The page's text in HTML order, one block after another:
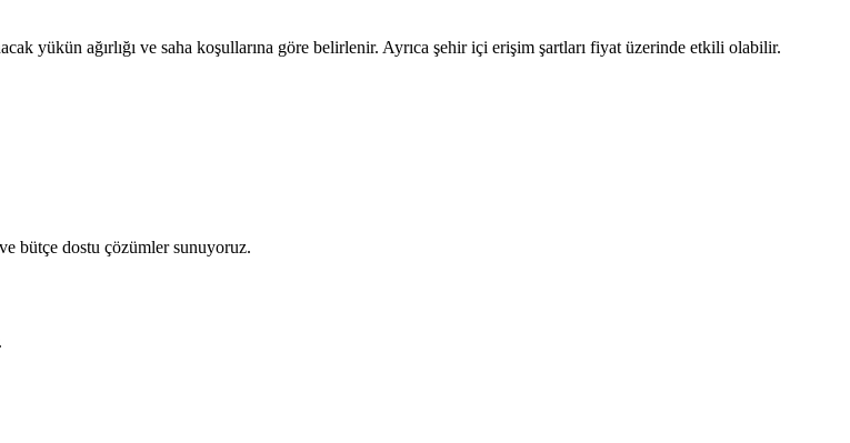
yükün ağırlığı ve saha koşullarına göre belirlenir. Ayrıca şehir içi erişim şartları fiyat üzerinde etkili olabilir.
bütçe dostu çözümler sunuyoruz.